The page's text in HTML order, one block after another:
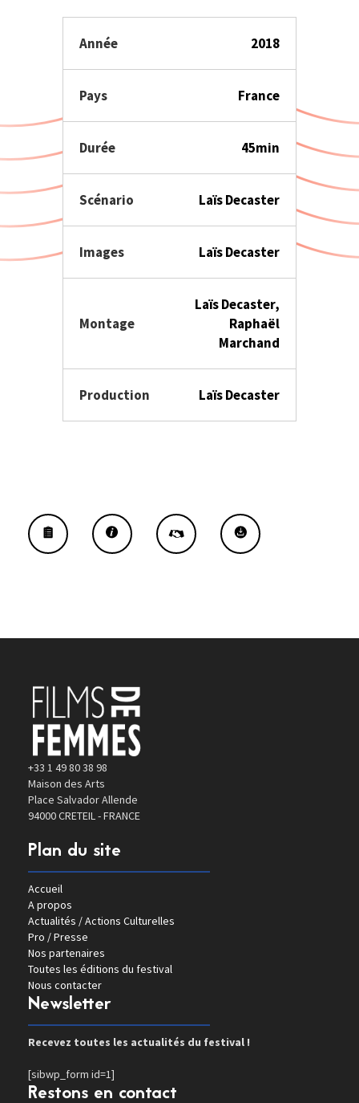
Année 2018
Pays France
Durée 45min
Scénario Laïs Decaster
Images Laïs Decaster
Montage
Laïs Decaster,
Raphaël
Marchand
Production Laïs Decaster
+33 1 49 80 38 98
Maison des Arts
Place Salvador Allende
94000 CRETEIL - FRANCE
Plan du site
Accueil
A propos
Actualités / Actions Culturelles
Pro / Presse
Nos partenaires
Toutes les éditions du festival
Nous contacter
Newsletter
Recevez toutes les actualités du festival !
[sibwp_form id=1]
Restons en contact